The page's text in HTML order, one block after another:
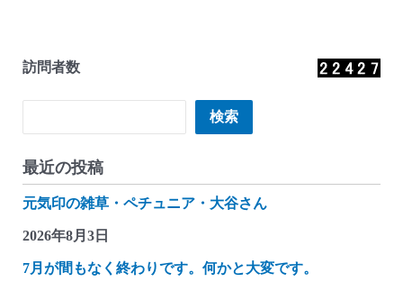
わ
箱
ん
つ
れ
れ
訪問者数
検索
最近の投稿
元気印の雑草・ペチュニア・大谷さん
2026年8月3日
7月が間もなく終わりです。何かと大変です。